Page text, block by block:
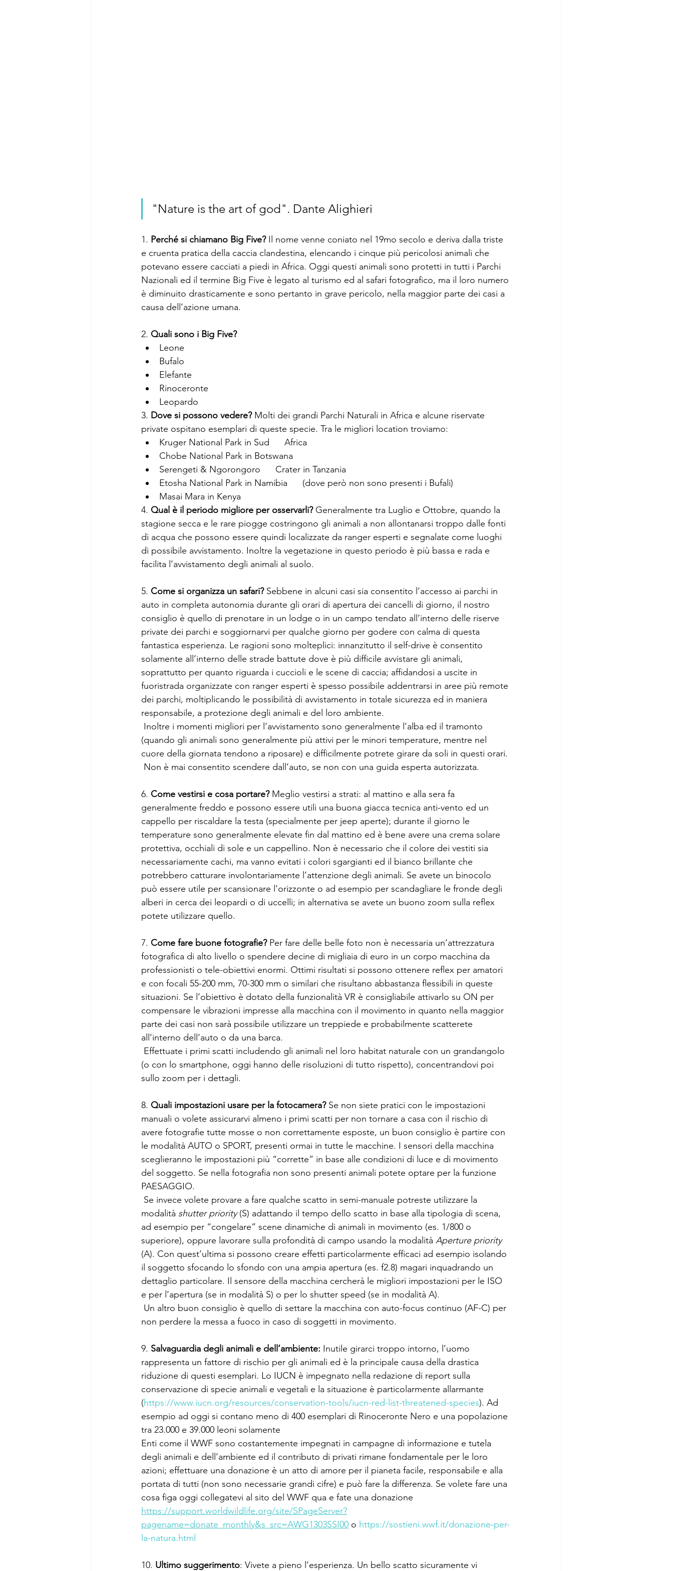
"Nature is the art of god". Dante Alighieri
1. Perché si chiamano Big Five? Il nome venne coniato nel 19mo secolo e deriva dalla triste
e cruenta pratica della caccia clandestina, elencando i cinque più pericolosi animali che
potevano essere cacciati a piedi in Africa. Oggi questi animali sono protetti in tutti i Parchi
Nazionali ed il termine Big Five è legato al turismo ed al safari fotografico, ma il loro numero
è diminuito drasticamente e sono pertanto in grave pericolo, nella maggior parte dei casi a
causa dell’azione umana.
2. Quali sono i Big Five?
Leone
Bufalo
Elefante
Rinoceronte
Leopardo
3. Dove si possono vedere? Molti dei grandi Parchi Naturali in Africa e alcune riservate
private ospitano esemplari di queste specie. Tra le migliori location troviamo:
Kruger National Park in Sud      Africa
Chobe National Park in Botswana
Serengeti & Ngorongoro      Crater in Tanzania
Etosha National Park in Namibia      (dove però non sono presenti i Bufali)
Masai Mara in Kenya
4. Qual è il periodo migliore per osservarli? Generalmente tra Luglio e Ottobre, quando la
stagione secca e le rare piogge costringono gli animali a non allontanarsi troppo dalle fonti
di acqua che possono essere quindi localizzate da ranger esperti e segnalate come luoghi
di possibile avvistamento. Inoltre la vegetazione in questo periodo è più bassa e rada e
facilita l’avvistamento degli animali al suolo.
5. Come si organizza un safari? Sebbene in alcuni casi sia consentito l’accesso ai parchi in
auto in completa autonomia durante gli orari di apertura dei cancelli di giorno, il nostro
consiglio è quello di prenotare in un lodge o in un campo tendato all’interno delle riserve
private dei parchi e soggiornarvi per qualche giorno per godere con calma di questa
fantastica esperienza. Le ragioni sono molteplici: innanzitutto il self-drive è consentito
solamente all’interno delle strade battute dove è più difficile avvistare gli animali,
soprattutto per quanto riguarda i cuccioli e le scene di caccia; affidandosi a uscite in
fuoristrada organizzate con ranger esperti è spesso possibile addentrarsi in aree più remote
dei parchi, moltiplicando le possibilità di avvistamento in totale sicurezza ed in maniera
responsabile, a protezione degli animali e del loro ambiente.
(quando gli animali sono generalmente più attivi per le minori temperature, mentre nel
cuore della giornata tendono a riposare) e difficilmente potrete girare da soli in questi orari.
Non è mai consentito scendere dall’auto, se non con una guida esperta autorizzata.
6. Come vestirsi e cosa portare? Meglio vestirsi a strati: al mattino e alla sera fa
generalmente freddo e possono essere utili una buona giacca tecnica anti-vento ed un
cappello per riscaldare la testa (specialmente per jeep aperte); durante il giorno le
temperature sono generalmente elevate fin dal mattino ed è bene avere una crema solare
protettiva, occhiali di sole e un cappellino. Non è necessario che il colore dei vestiti sia
necessariamente cachi, ma vanno evitati i colori sgargianti ed il bianco brillante che
potrebbero catturare involontariamente l’attenzione degli animali. Se avete un binocolo
può essere utile per scansionare l’orizzonte o ad esempio per scandagliare le fronde degli
alberi in cerca dei leopardi o di uccelli; in alternativa se avete un buono zoom sulla reflex
potete utilizzare quello.
7. Come fare buone fotografie? Per fare delle belle foto non è necessaria un’attrezzatura
fotografica di alto livello o spendere decine di migliaia di euro in un corpo macchina da
professionisti o tele-obiettivi enormi. Ottimi risultati si possono ottenere reflex per amatori
e con focali 55-200 mm, 70-300 mm o similari che risultano abbastanza flessibili in queste
situazioni. Se l’obiettivo è dotato della funzionalità VR è consigliabile attivarlo su ON per
compensare le vibrazioni impresse alla macchina con il movimento in quanto nella maggior
parte dei casi non sarà possibile utilizzare un treppiede e probabilmente scatterete
all’interno dell’auto o da una barca.
(o con lo smartphone, oggi hanno delle risoluzioni di tutto rispetto), concentrandovi poi
sullo zoom per i dettagli.
8. Quali impostazioni usare per la fotocamera? Se non siete pratici con le impostazioni
manuali o volete assicurarvi almeno i primi scatti per non tornare a casa con il rischio di
avere fotografie tutte mosse o non correttamente esposte, un buon consiglio è partire con
le modalità AUTO o SPORT, presenti ormai in tutte le macchine. I sensori della macchina
sceglieranno le impostazioni più “corrette” in base alle condizioni di luce e di movimento
del soggetto. Se nella fotografia non sono presenti animali potete optare per la funzione
PAESAGGIO.
modalità shutter priority (S) adattando il tempo dello scatto in base alla tipologia di scena,
ad esempio per “congelare” scene dinamiche di animali in movimento (es. 1/800 o
superiore), oppure lavorare sulla profondità di campo usando la modalità Aperture priority
(A). Con quest’ultima si possono creare effetti particolarmente efficaci ad esempio isolando
il soggetto sfocando lo sfondo con una ampia apertura (es. f2.8) magari inquadrando un
dettaglio particolare. Il sensore della macchina cercherà le migliori impostazioni per le ISO
e per l’apertura (se in modalità S) o per lo shutter speed (se in modalità A).
non perdere la messa a fuoco in caso di soggetti in movimento.
9. Salvaguardia degli animali e dell’ambiente: Inutile girarci troppo intorno, l’uomo
rappresenta un fattore di rischio per gli animali ed è la principale causa della drastica
riduzione di questi esemplari. Lo IUCN è impegnato nella redazione di report sulla
conservazione di specie animali e vegetali e la situazione è particolarmente allarmante
(https://www.iucn.org/resources/conservation-tools/iucn-red-list-threatened-species). Ad
esempio ad oggi si contano meno di 400 esemplari di Rinoceronte Nero e una popolazione
tra 23.000 e 39.000 leoni solamente
Enti come il WWF sono costantemente impegnati in campagne di informazione e tutela
degli animali e dell’ambiente ed il contributo di privati rimane fondamentale per le loro
azioni; effettuare una donazione è un atto di amore per il pianeta facile, responsabile e alla
portata di tutti (non sono necessarie grandi cifre) e può fare la differenza. Se volete fare una
cosa figa oggi collegatevi al sito del WWF qua e fate una donazione
https://support.worldwildlife.org/site/SPageServer?
pagename=donate_monthly&s_src=AWG1303SSI00 o https://sostieni.wwf.it/donazione-per-
la-natura.html
10. Ultimo suggerimento: Vivete a pieno l’esperienza. Un bello scatto sicuramente vi